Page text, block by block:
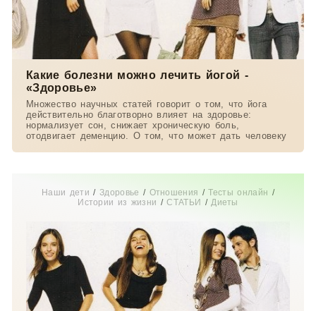
Какие болезни можно лечить йогой -
«Здоровье»
Множество научных статей говорит о том, что йога
действительно благотворно влияет на здоровье:
нормализует сон, снижает хроническую боль,
отодвигает деменцию. О том, что может дать человеку
Наши дети / Здоровье / Отношения /Тесты онлайн /
Истории из жизни /СТАТЬИ /Диеты